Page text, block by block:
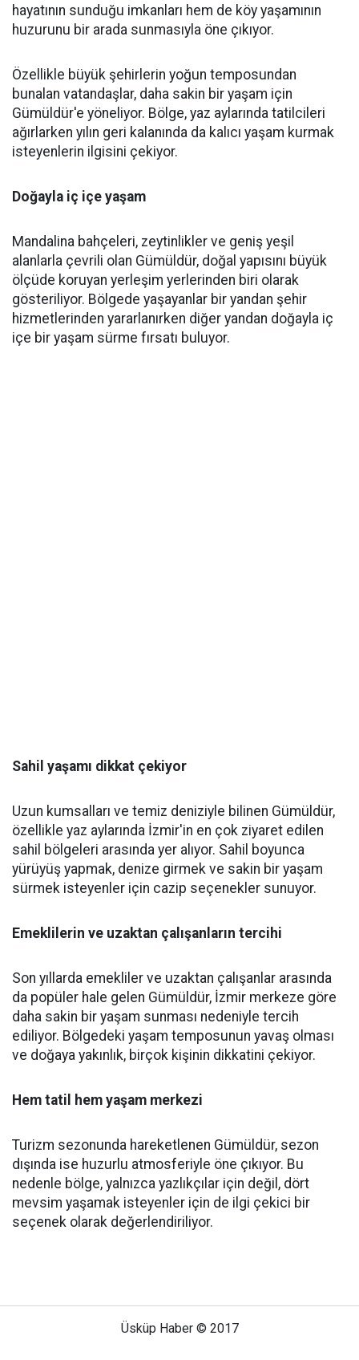
hayatının sunduğu imkanları hem de köy yaşamının
huzurunu bir arada sunmasıyla öne çıkıyor.
Özellikle büyük şehirlerin yoğun temposundan
bunalan vatandaşlar, daha sakin bir yaşam için
Gümüldür'e yöneliyor. Bölge, yaz aylarında tatilcileri
ağırlarken yılın geri kalanında da kalıcı yaşam kurmak
isteyenlerin ilgisini çekiyor.
Doğayla iç içe yaşam
Mandalina bahçeleri, zeytinlikler ve geniş yeşil
alanlarla çevrili olan Gümüldür, doğal yapısını büyük
ölçüde koruyan yerleşim yerlerinden biri olarak
gösteriliyor. Bölgede yaşayanlar bir yandan şehir
hizmetlerinden yararlanırken diğer yandan doğayla iç
içe bir yaşam sürme fırsatı buluyor.
Sahil yaşamı dikkat çekiyor
Uzun kumsalları ve temiz deniziyle bilinen Gümüldür,
özellikle yaz aylarında İzmir'in en çok ziyaret edilen
sahil bölgeleri arasında yer alıyor. Sahil boyunca
yürüyüş yapmak, denize girmek ve sakin bir yaşam
sürmek isteyenler için cazip seçenekler sunuyor.
Emeklilerin ve uzaktan çalışanların tercihi
Son yıllarda emekliler ve uzaktan çalışanlar arasında
da popüler hale gelen Gümüldür, İzmir merkeze göre
daha sakin bir yaşam sunması nedeniyle tercih
ediliyor. Bölgedeki yaşam temposunun yavaş olması
ve doğaya yakınlık, birçok kişinin dikkatini çekiyor.
Hem tatil hem yaşam merkezi
Turizm sezonunda hareketlenen Gümüldür, sezon
dışında ise huzurlu atmosferiyle öne çıkıyor. Bu
nedenle bölge, yalnızca yazlıkçılar için değil, dört
mevsim yaşamak isteyenler için de ilgi çekici bir
seçenek olarak değerlendiriliyor.
Üsküp Haber © 2017